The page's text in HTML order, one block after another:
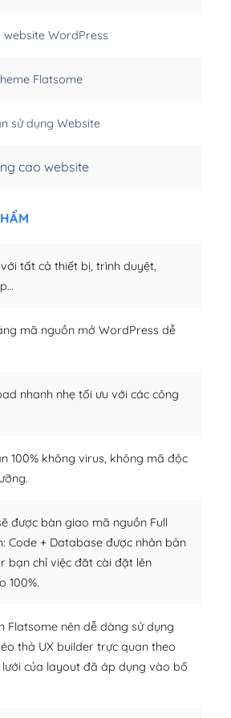
WordPress
Flatsome
sử dụng Website
cao website
tất cả thiết bị, trình duyệt,
mã nguồn mở WordPress dễ
nhanh nhẹ tối ưu với các công
100% không virus, không mã độc
được bàn giao mã nguồn Full
Code + Database được nhân bản
bạn chỉ việc đăt cài đặt lên
100%.
Flatsome nên dễ dàng sử dụng
thả UX builder trực quan theo
của layout đã áp dụng vào bố